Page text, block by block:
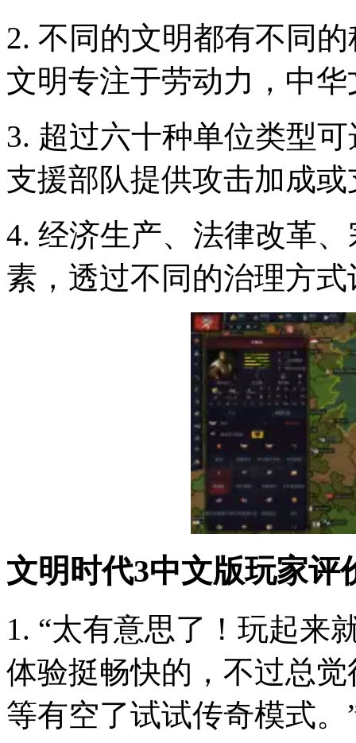
2. 不同的文明都有不同
文明专注于劳动力，中
3. 超过六十种单位类型
支援部队提供攻击加成或
4. 经济生产、法律改革
素，透过不同的治理方
文明时代3中文版玩家评
1. “太有意思了！玩起来
体验挺畅快的，不过总
等有空了试试传奇模式。